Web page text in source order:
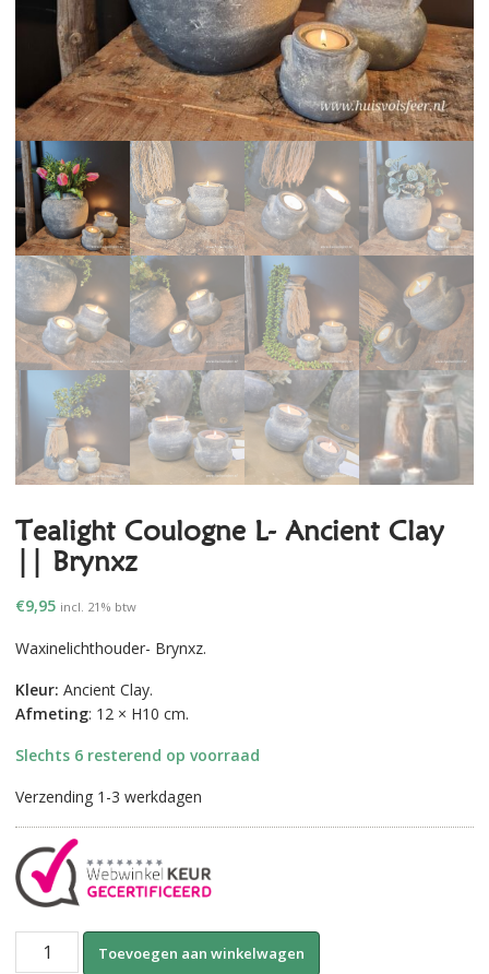
Tealight Coulogne L- Ancient Clay
|| Brynxz
€9,95 incl. 21% btw
Waxinelichthouder- Brynxz.
Kleur: Ancient Clay.
Afmeting: 12 × H10 cm.
Slechts 6 resterend op voorraad
Verzending 1-3 werkdagen
Tealight
Coulogne
Toevoegen aan winkelwagen